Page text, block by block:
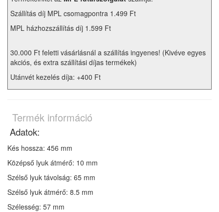
Szállítás díj MPL csomagpontra 1.499 Ft
MPL házhozszállítás díj 1.599 Ft
30.000 Ft feletti vásárlásnál a szállítás ingyenes! (Kivéve egyes
akciós, és extra szállítási díjas termékek)
Utánvét kezelés díja: +400 Ft
Termék információ
Adatok:
Kés hossza: 456 mm
Középső lyuk átmérő: 10 mm
Szélső lyuk távolság: 65 mm
Szélső lyuk átmérő: 8.5 mm
Szélesség: 57 mm